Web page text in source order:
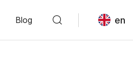
Blog en